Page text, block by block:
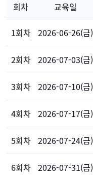
회차 교육일
1회차 2026-06-26(금)
2회차 2026-07-03(금)
3회차 2026-07-10(금)
4회차 2026-07-17(금)
5회차 2026-07-24(금)
6회차 2026-07-31(금)